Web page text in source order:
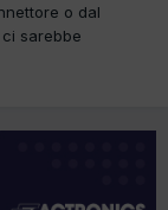
o dal
sarebbe